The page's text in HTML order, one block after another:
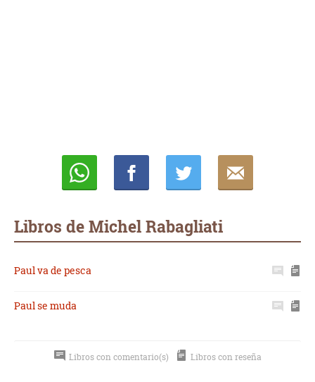
Libros de Michel Rabagliati
Paul va de pesca
Paul se muda
Libros con comentario(s) Libros con reseña